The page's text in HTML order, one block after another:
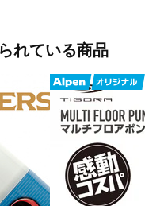
れている商品